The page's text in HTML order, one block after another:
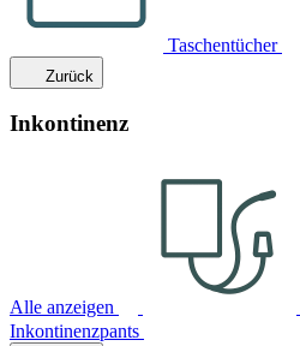
Taschentücher
Zurück
Inkontinenz
Alle anzeigen
Inkontinenzpants